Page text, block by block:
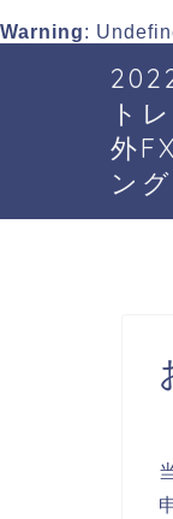
Warning:
ト
外
ング